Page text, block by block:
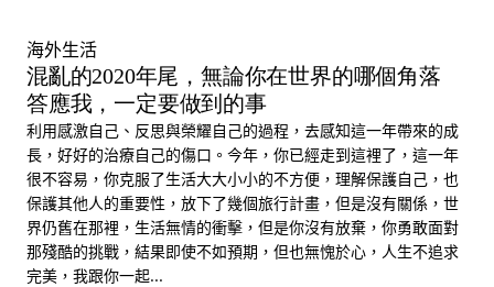
海外生活
混亂的2020年尾，無論你在世界的哪個角落
答應我，一定要做到的事
利用感激自己、反思與榮耀自己的過程，去感知這一年帶來的成
長，好好的治療自己的傷口。今年，你已經走到這裡了，這一年
很不容易，你克服了生活大大小小的不方便，理解保護自己，也
保護其他人的重要性，放下了幾個旅行計畫，但是沒有關係，世
界仍舊在那裡，生活無情的衝擊，但是你沒有放棄，你勇敢面對
那殘酷的挑戰，結果即使不如預期，但也無愧於心，人生不追求
完美，我跟你一起...